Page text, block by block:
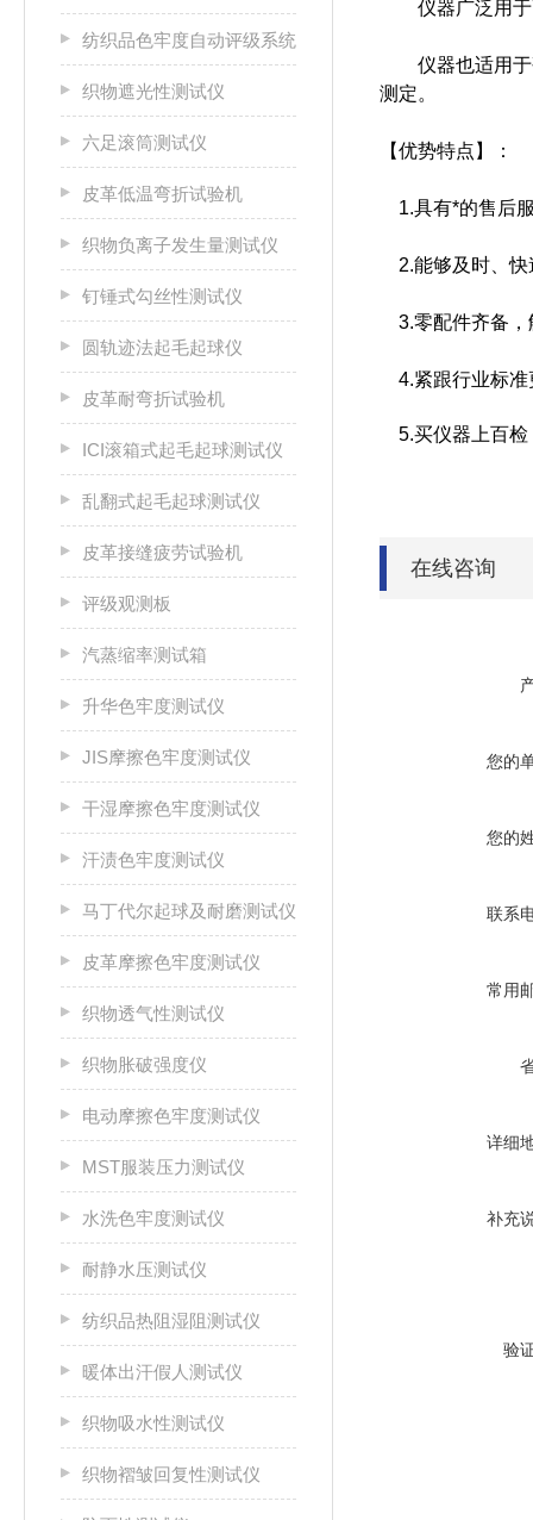
纺织品色牢度自动评级系统
织物遮光性测试仪
六足滚筒测试仪
皮革低温弯折试验机
织物负离子发生量测试仪
钉锤式勾丝性测试仪
圆轨迹法起毛起球仪
皮革耐弯折试验机
ICI滚箱式起毛起球测试仪
乱翻式起毛起球测试仪
皮革接缝疲劳试验机
评级观测板
汽蒸缩率测试箱
升华色牢度测试仪
JIS摩擦色牢度测试仪
干湿摩擦色牢度测试仪
汗渍色牢度测试仪
马丁代尔起球及耐磨测试仪
皮革摩擦色牢度测试仪
织物透气性测试仪
织物胀破强度仪
电动摩擦色牢度测试仪
MST服装压力测试仪
水洗色牢度测试仪
耐静水压测试仪
纺织品热阻湿阻测试仪
暖体出汗假人测试仪
织物吸水性测试仪
织物褶皱回复性测试仪
仪器广泛用于
仪器也适用于研
测定。
【优势特点】：
1.具有*的售后
2.能够及时、快
3.零配件齐备，
4.紧跟行业标准
5.买仪器上百检
在线咨询
您的
您的
联系
常用
详细
补充
验